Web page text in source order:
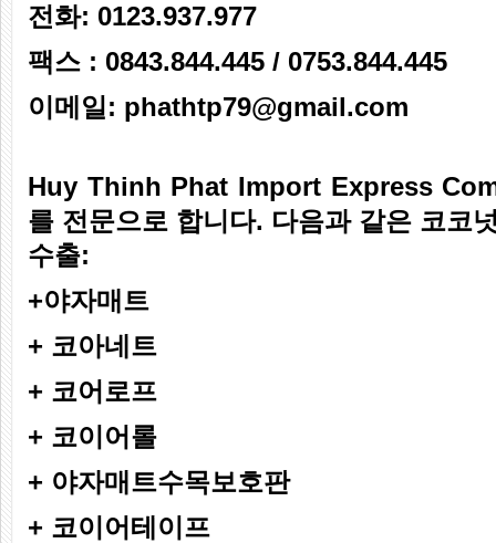
전화: 0123.937.977
팩스 : 0843.844.445 / 0753.844.445
이메일: phathtp79@gmail.com
Huy Thinh Phat Import Express
를 전문으로 합니다. 다음과 같은 코코
수출:
+야자매트
+ 코아네트
+ 코어로프
+ 코이어롤
+ 야자매트수목보호판
+ 코이어테이프